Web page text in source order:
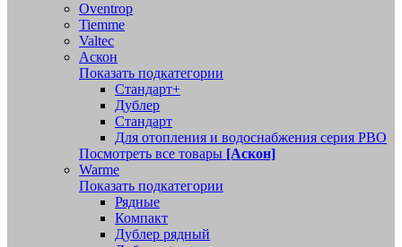
Oventrop
Tiemme
Valtec
Аскон
Показать подкатегории
Стандарт+
Дублер
Стандарт
Для отопления и водоснабжения серия РВО
Посмотреть все товары [Аскон]
Warme
Показать подкатегории
Рядные
Компакт
Дублер рядный